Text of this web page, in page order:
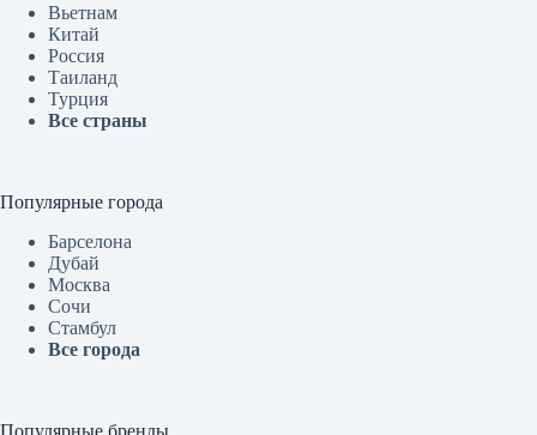
Вьетнам
Китай
Россия
Таиланд
Турция
Все страны
Популярные города
Барселона
Дубай
Москва
Сочи
Стамбул
Все города
Популярные бренды